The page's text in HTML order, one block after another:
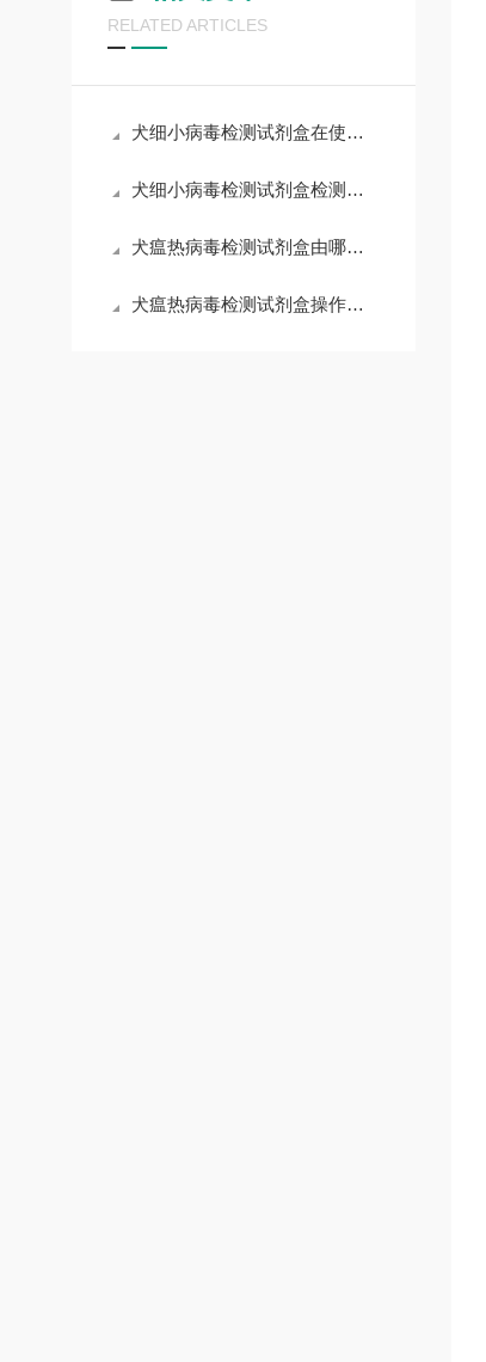
RELATED ARTICLES
犬细小病毒检测试剂盒在使用中可能会遇到一些常见问题
犬细小病毒检测试剂盒检测结果的判读
犬瘟热病毒检测试剂盒由哪些部分组成？
犬瘟热病毒检测试剂盒操作注意事项